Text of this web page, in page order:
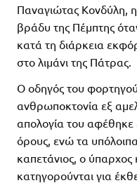
Παναγιώτας Κονδύλη,
βράδυ της Πέμπτης
κατά τη διάρκεια
στο λιμάνι της Πάτρας.
Ο οδηγός του φορτηγού
ανθρωποκτονία εξ
απολογία του αφέθηκε
όρους, ενώ τα
καπετάνιος, ο
κατηγορούνται για